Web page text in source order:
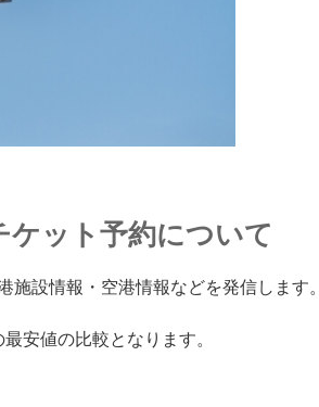
ット予約について
設情報・空港情報などを発信します。
安値の比較となります。